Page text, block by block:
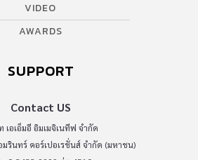
VIDEO
AWARDS
SUPPORT
Contact US
เอเอ็มอี อิมเมจิเนทีฟ จำกัด
มรินทร์ คอร์เปอเรชั่นส์ จำกัด (มหาชน)